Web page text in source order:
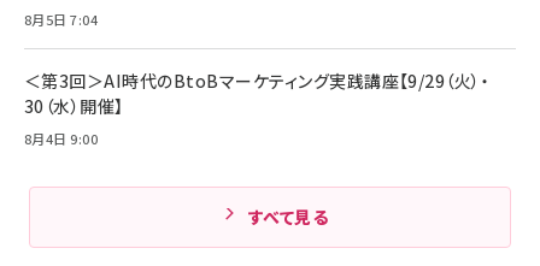
8月5日 7:04
＜第3回＞AI時代のBtoBマーケティング実践講座【9/29（火）・
30（水）開催】
8月4日 9:00
すべて見る